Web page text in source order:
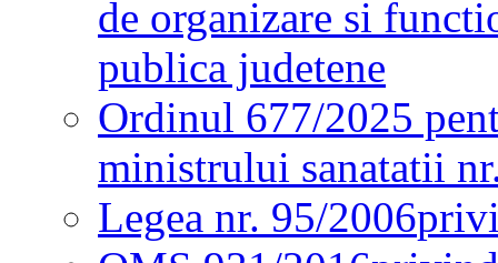
de organizare si
publica judetene
Ordinul 677/2025
ministrului sanatatii
Legea nr. 95/2006